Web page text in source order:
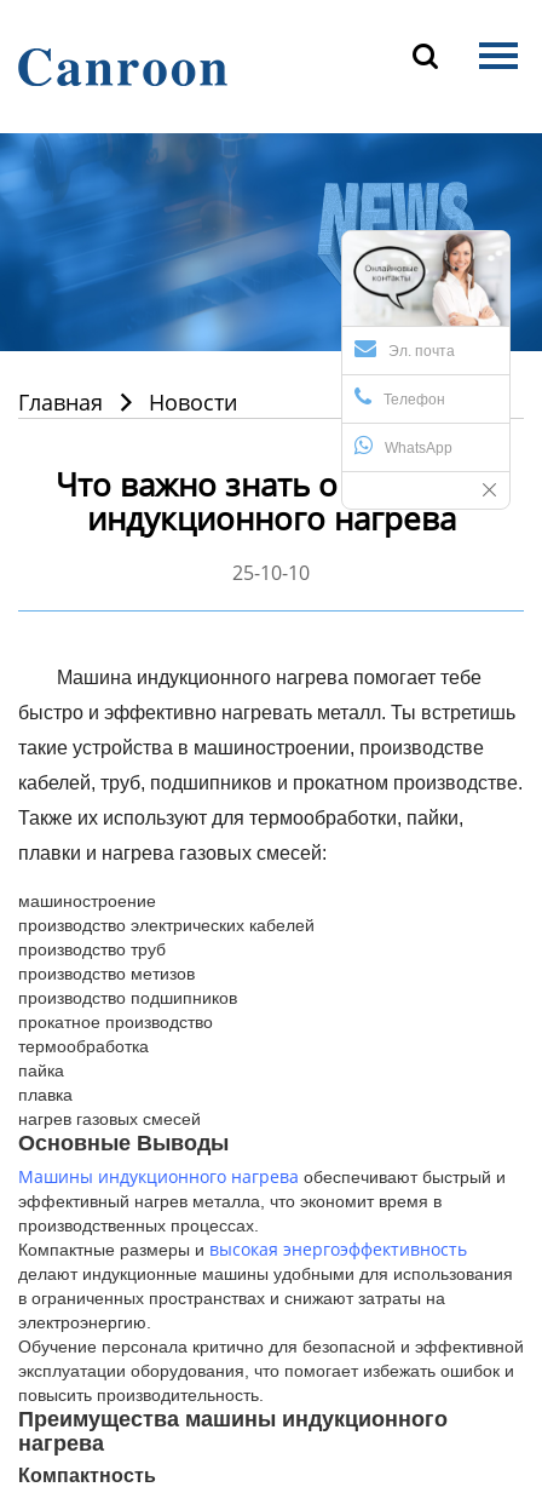

Продукция
О Нас
Контакты
Эл. почта
Телефон
WhatsApp
Главная  Новости
Что важно знать о машинах
индукционного нагрева
25-10-10
Машина индукционного нагрева помогает тебе
быстро и эффективно нагревать металл. Ты встретишь
такие устройства в машиностроении, производстве
кабелей, труб, подшипников и прокатном производстве.
Также их используют для термообработки, пайки,
плавки и нагрева газовых смесей:
машиностроение
производство электрических кабелей
производство труб
производство метизов
производство подшипников
прокатное производство
термообработка
пайка
плавка
нагрев газовых смесей
Основные Выводы
Машины индукционного нагрева обеспечивают быстрый и
эффективный нагрев металла, что экономит время в
производственных процессах.
Компактные размеры и высокая энергоэффективность
делают индукционные машины удобными для использования
в ограниченных пространствах и снижают затраты на
электроэнергию.
Обучение персонала критично для безопасной и эффективной
эксплуатации оборудования, что помогает избежать ошибок и
повысить производительность.
Преимущества машины индукционного
нагрева
Компактность